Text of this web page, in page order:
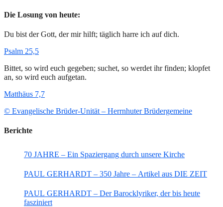
Die Losung von heute:
Du bist der Gott, der mir hilft; täglich harre ich auf dich.
Psalm 25,5
Bittet, so wird euch gegeben; suchet, so werdet ihr finden; klopfet
an, so wird euch aufgetan.
Matthäus 7,7
© Evangelische Brüder-Unität – Herrnhuter Brüdergemeine
Berichte
70 JAHRE – Ein Spaziergang durch unsere Kirche
PAUL GERHARDT – 350 Jahre – Artikel aus DIE ZEIT
PAUL GERHARDT – Der Barocklyriker, der bis heute
fasziniert